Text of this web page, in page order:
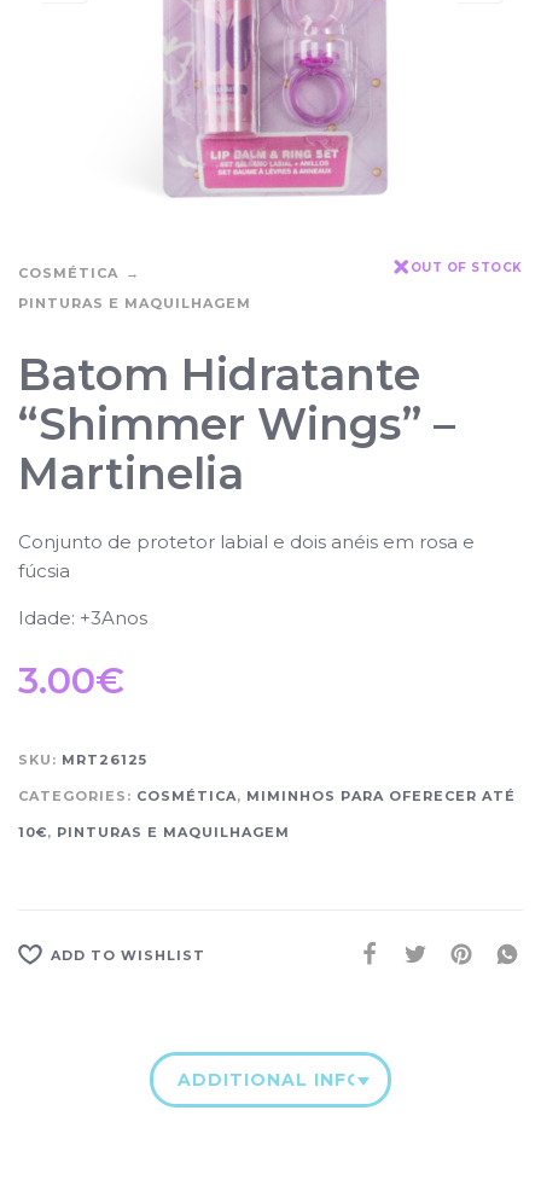
COSMÉTICA
PINTURAS E MAQUILHAGEM
OUT OF STOCK
Batom Hidratante
“Shimmer Wings” –
Martinelia
Conjunto de protetor labial e dois anéis em rosa e
fúcsia
Idade: +3Anos
3.00€
SKU: MRT26125
CATEGORIES: COSMÉTICA, MIMINHOS PARA OFERECER ATÉ
10€, PINTURAS E MAQUILHAGEM
ADD TO WISHLIST
ADDITIONAL INFORMATION